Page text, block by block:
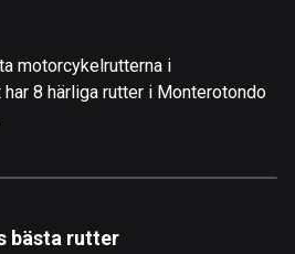
motorcykelrutterna i
8 härliga rutter i Monterotondo
bästa rutter